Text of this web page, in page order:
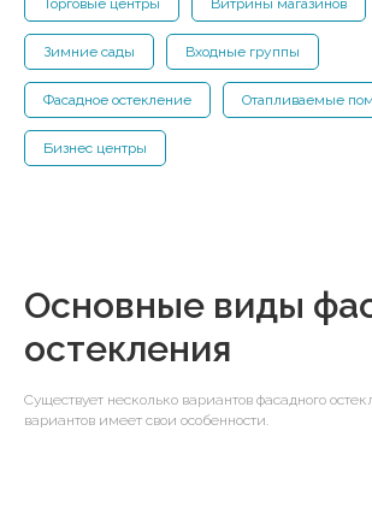
Торговые центры Витрины магазинов
Зимние сады Входные группы
Фасадное остекление Отапливаемые
Бизнес центры
Основные виды
остекления
Существует несколько вариантов фасадного
вариантов имеет свои особенности.